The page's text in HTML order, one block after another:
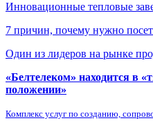
Инновационные тепловые
7 причин, почему нужно
Один из лидеров на рынке
«Белтелеком» находится в
положении»
Комплекс услуг по созданию,